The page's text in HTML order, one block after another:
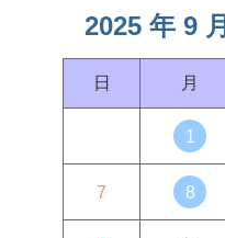
2025 年 9 月
日 月
1
7 8